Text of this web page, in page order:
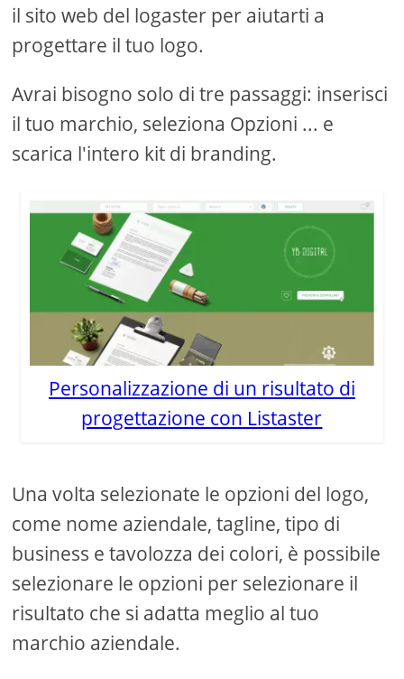
il sito web del logaster per aiutarti a
progettare il tuo logo.
Avrai bisogno solo di tre passaggi: inserisci
il tuo marchio, seleziona Opzioni ... e
scarica l'intero kit di branding.
Personalizzazione di un risultato di
progettazione con Listaster
Una volta selezionate le opzioni del logo,
come nome aziendale, tagline, tipo di
business e tavolozza dei colori, è possibile
selezionare le opzioni per selezionare il
risultato che si adatta meglio al tuo
marchio aziendale.